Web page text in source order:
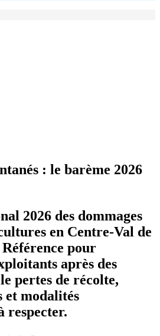
: le barème 2026
2026 des dommages
en Centre-Val de
pour
après des
pertes de récolte,
et modalités
respecter.